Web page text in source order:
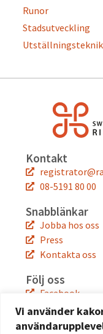
Vi använder
Runor
Stadsutveckling
Utställningsteknik
Kontakt
08-5191 80 00
Snabblänkar
Jobba hos oss
Press
Kontakta oss
Följ oss
Facebook
Instagram
Linkedin